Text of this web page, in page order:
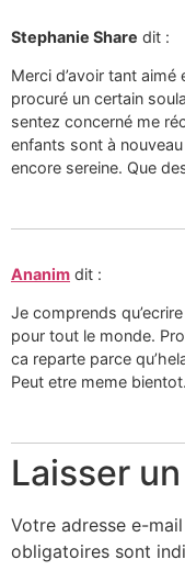
Stephanie Share dit :
Merci d’avoir tant aimé
procuré un certain
sentez concerné me
enfants sont à nouveau
encore sereine. Que
Ananim dit :
Je comprends
pour tout le monde.
ca reparte parce
Peut etre meme
Laisser
Votre adresse e-
obligatoires sont